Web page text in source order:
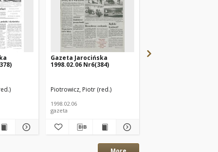
Gazeta Jarocińska
1998.02.06 Nr6(384)
Piotrowicz, Piotr (red.)
1998.02.06
gazeta